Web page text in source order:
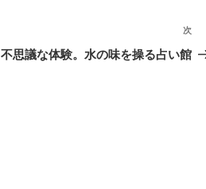
の
次
不思議な体験。水の味を操る占い館